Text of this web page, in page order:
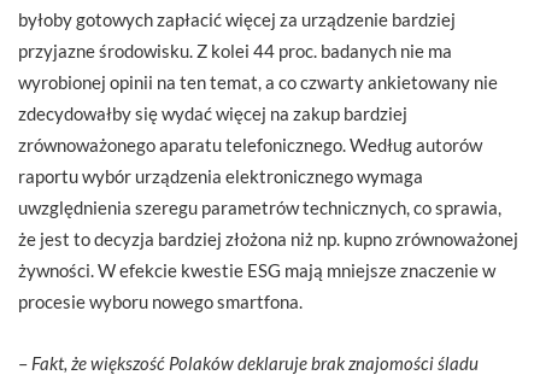
byłoby gotowych zapłacić więcej za urządzenie bardziej
przyjazne środowisku. Z kolei 44 proc. badanych nie ma
wyrobionej opinii na ten temat, a co czwarty ankietowany nie
zdecydowałby się wydać więcej na zakup bardziej
zrównoważonego aparatu telefonicznego. Według autorów
raportu wybór urządzenia elektronicznego wymaga
uwzględnienia szeregu parametrów technicznych, co sprawia,
że jest to decyzja bardziej złożona niż np. kupno zrównoważonej
żywności. W efekcie kwestie ESG mają mniejsze znaczenie w
procesie wyboru nowego smartfona.
– Fakt, że większość Polaków deklaruje brak znajomości śladu